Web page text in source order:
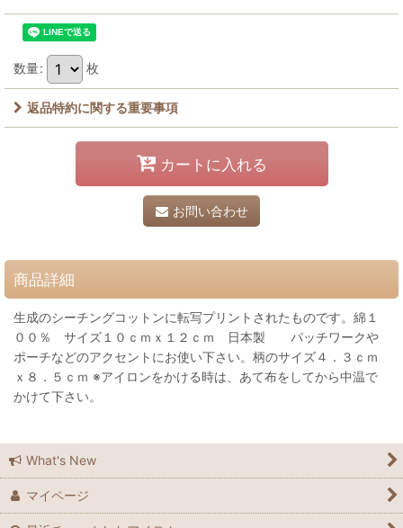
数量: 枚
返品特約に関する重要事項
カートに入れる
お問い合わせ
商品詳細
生成のシーチングコットンに転写プリントされたものです。綿１
００％ サイズ１０ｃｍｘ１２ｃｍ 日本製 パッチワークや
ポーチなどのアクセントにお使い下さい。柄のサイズ４．３ｃｍ
ｘ８．５ｃｍ ※アイロンをかける時は、あて布をしてから中温で
かけて下さい。
What's New
マイページ